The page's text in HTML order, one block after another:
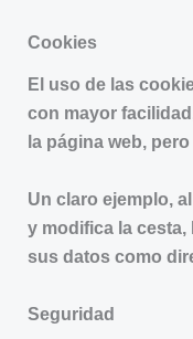
Cookies
El uso de las
con mayor
la página web,
Un claro ejemplo,
y modifica la
sus datos como
Seguridad